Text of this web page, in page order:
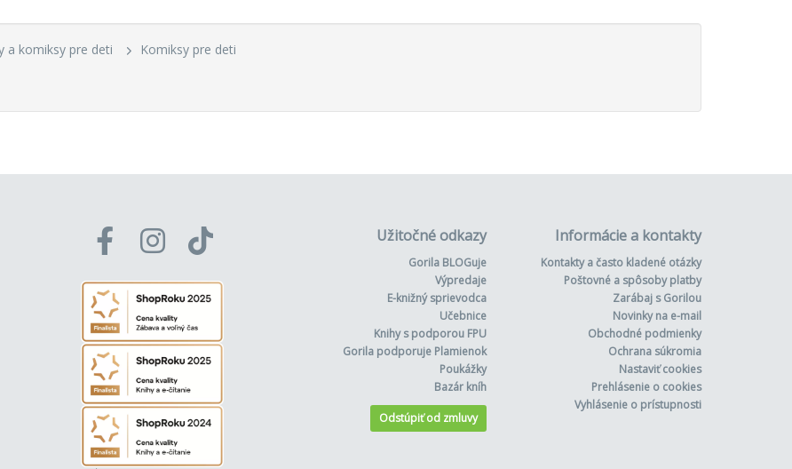
a komiksy pre deti Komiksy pre deti
Užitočné odkazy
Gorila BLOGuje
Výpredaje
E-knižný sprievodca
Učebnice
Knihy s podporou FPU
Gorila podporuje Plamienok
Poukážky
Bazár kníh
Odstúpiť od zmluvy
Informácie a kontakty
Kontakty a často kladené otázky
Poštovné a spôsoby platby
Zarábaj s Gorilou
Novinky na e-mail
Obchodné podmienky
Ochrana súkromia
Nastaviť cookies
Prehlásenie o cookies
Vyhlásenie o prístupnosti